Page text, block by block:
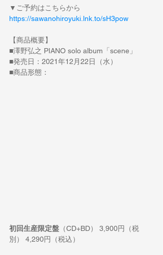
▼ご予約はこちらから
https://sawanohiroyuki.lnk.to/sH3pow
【商品概要】
■澤野弘之 PIANO solo album「scene」
■発売日：2021年12月22日（水）
■商品形態：
初回生産限定盤 （CD+BD） 3,900円（税
別） 4,290円（税込）